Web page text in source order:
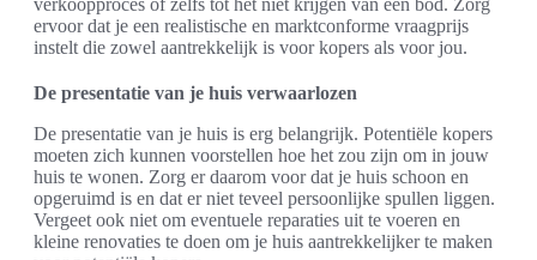
ervoor dat je een realistische en marktconforme vraagprijs
instelt die zowel aantrekkelijk is voor kopers als voor jou.
De presentatie van je huis verwaarlozen
De presentatie van je huis is erg belangrijk. Potentiële kopers
moeten zich kunnen voorstellen hoe het zou zijn om in jouw
huis te wonen. Zorg er daarom voor dat je huis schoon en
opgeruimd is en dat er niet teveel persoonlijke spullen liggen.
Vergeet ook niet om eventuele reparaties uit te voeren en
kleine renovaties te doen om je huis aantrekkelijker te maken